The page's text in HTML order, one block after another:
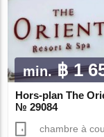
min.฿ 1
Hors-plan The
№ 29084
chambre à